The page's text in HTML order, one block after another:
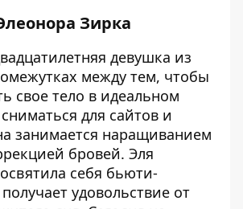
Зирка
девушка из
между тем, чтобы
свое тело в идеальном
для сайтов и
занимается наращиванием
бровей. Эля
себя бьюти-
удовольствие от